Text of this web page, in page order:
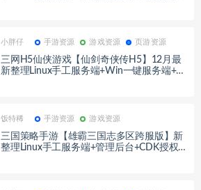
小胖仔 手游资源 游戏资源 页游资源
三网H5仙侠游戏【仙剑奇侠传H5】12月最
新整理Linux手工服务端+Win一键服务端+解
饭特稀 手游资源 游戏资源
三国策略手游【雄霸三国志多区跨服版】新
整理Linux手工服务端+管理后台+CDK授权